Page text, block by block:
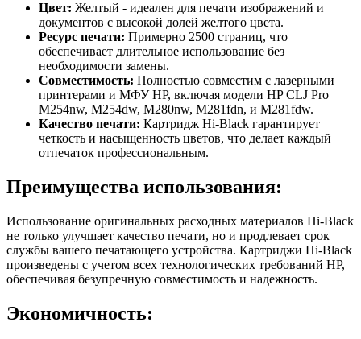
Цвет: Желтый - идеален для печати изображений и
документов с высокой долей желтого цвета.
Ресурс печати: Примерно 2500 страниц, что
обеспечивает длительное использование без
необходимости замены.
Совместимость: Полностью совместим с лазерными
принтерами и МФУ HP, включая модели HP CLJ Pro
M254nw, M254dw, M280nw, M281fdn, и M281fdw.
Качество печати: Картридж Hi-Black гарантирует
четкость и насыщенность цветов, что делает каждый
отпечаток профессиональным.
Преимущества использования:
Использование оригинальных расходных материалов Hi-Black
не только улучшает качество печати, но и продлевает срок
службы вашего печатающего устройства. Картриджи Hi-Black
произведены с учетом всех технологических требований HP,
обеспечивая безупречную совместимость и надежность.
Экономичность: